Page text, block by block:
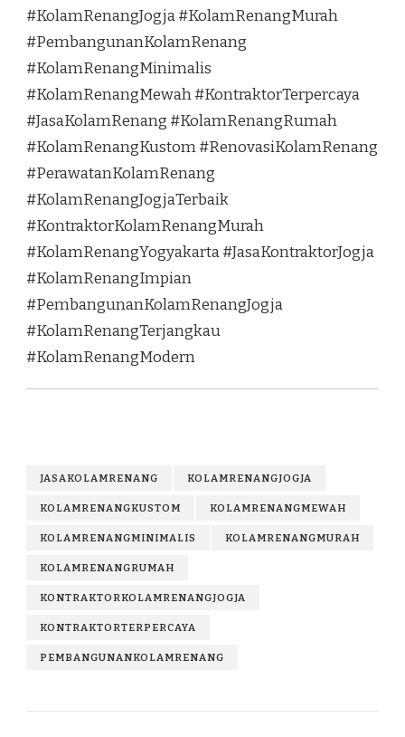
#KolamRenangJogja #KolamRenangMurah
#PembangunanKolamRenang
#KolamRenangMinimalis
#KolamRenangMewah #KontraktorTerpercaya
#JasaKolamRenang #KolamRenangRumah
#KolamRenangKustom #RenovasiKolamRenang
#PerawatanKolamRenang
#KolamRenangJogjaTerbaik
#KontraktorKolamRenangMurah
#KolamRenangYogyakarta #JasaKontraktorJogja
#KolamRenangImpian
#PembangunanKolamRenangJogja
#KolamRenangTerjangkau
#KolamRenangModern
JASAKOLAMRENANG KOLAMRENANGJOGJA
KOLAMRENANGKUSTOM KOLAMRENANGMEWAH
KOLAMRENANGMINIMALIS KOLAMRENANGMURAH
KOLAMRENANGRUMAH
KONTRAKTORKOLAMRENANGJOGJA
KONTRAKTORTERPERCAYA
PEMBANGUNANKOLAMRENANG